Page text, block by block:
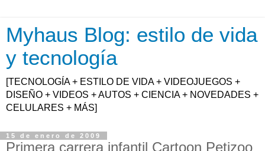
Myhaus Blog: estilo de vida
y tecnología
[TECNOLOGÍA + ESTILO DE VIDA + VIDEOJUEGOS +
DISEÑO + VIDEOS + AUTOS + CIENCIA + NOVEDADES +
CELULARES + MÁS]
15 de enero de 2009
Primera carrera infantil Cartoon Petizoo